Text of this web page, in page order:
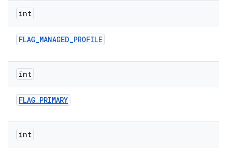
int
FLAG_MANAGED_PROFILE
int
FLAG_PRIMARY
int